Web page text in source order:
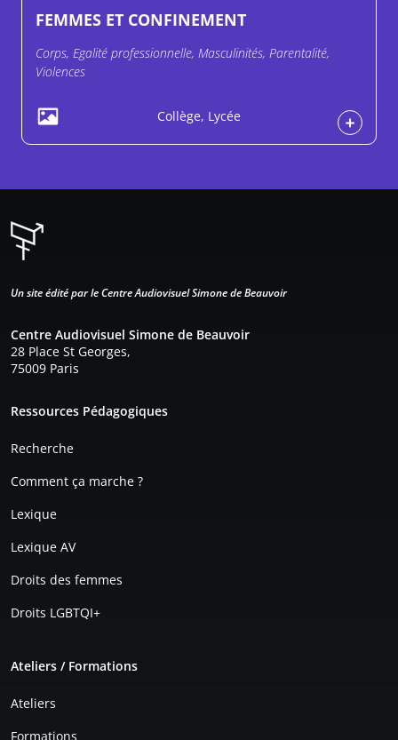
FEMMES ET CONFINEMENT
Corps, Egalité professionnelle, Masculinités, Parentalité,
Violences
Collège, Lycée
Un site édité par le Centre Audiovisuel Simone de Beauvoir
Centre Audiovisuel Simone de Beauvoir
28 Place St Georges,
75009 Paris
Ressources Pédagogiques
Recherche
Comment ça marche ?
Lexique
Lexique AV
Droits des femmes
Droits LGBTQI+
Ateliers / Formations
Ateliers
Formations